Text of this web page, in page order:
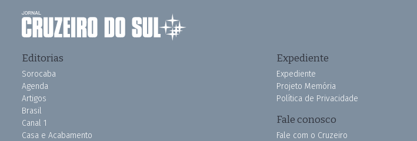
Editorias
Sorocaba
Agenda
Artigos
Brasil
Canal 1
Casa e Acabamento
Expediente
Expediente
Projeto Memória
Política de Privacidade
Fale conosco
Fale com o Cruzeiro